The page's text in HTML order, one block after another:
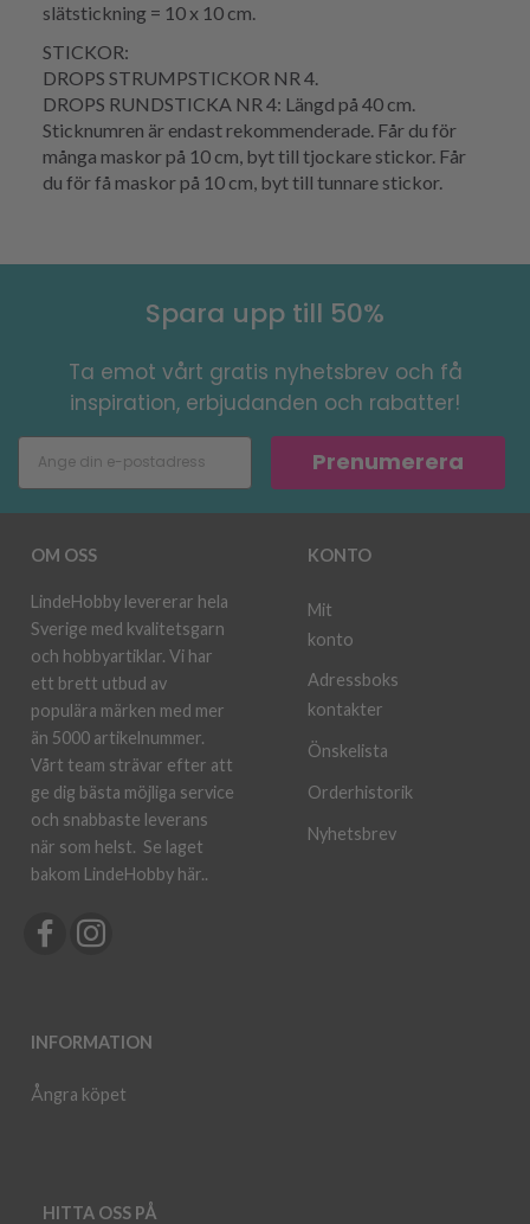
slätstickning = 10 x 10 cm.
STICKOR:
DROPS STRUMPSTICKOR NR 4.
DROPS RUNDSTICKA NR 4: Längd på 40 cm.
Sticknumren är endast rekommenderade. Får du för
många maskor på 10 cm, byt till tjockare stickor. Får
du för få maskor på 10 cm, byt till tunnare stickor.
Spara upp till 50%
Ta emot vårt gratis nyhetsbrev och få
inspiration, erbjudanden och rabatter!
Prenumerera
OM OSS
LindeHobby levererar hela
Sverige med kvalitetsgarn
och hobbyartiklar. Vi har
ett brett utbud av
populära märken med mer
än 5000 artikelnummer.
Vårt team strävar efter att
ge dig bästa möjliga service
och snabbaste leverans
när som helst. Se laget
bakom LindeHobby här..
INFORMATION
Ångra köpet
KONTO
Mit
konto
Adressboks
kontakter
Önskelista
Orderhistorik
Nyhetsbrev
HITTA OSS PÅ